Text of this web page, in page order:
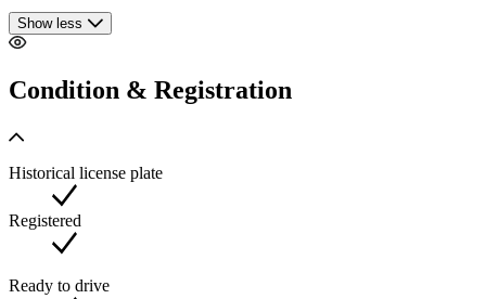
Show less
Condition & Registration
Historical license plate
Registered
Ready to drive